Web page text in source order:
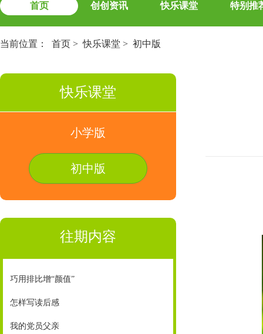
首页 创创资讯 快乐课堂 特别推
当前位置： 首页 >快乐课堂 > 初中版
快乐课堂
小学版
初中版
往期内容
巧用排比增“颜值”
怎样写读后感
我的党员父亲